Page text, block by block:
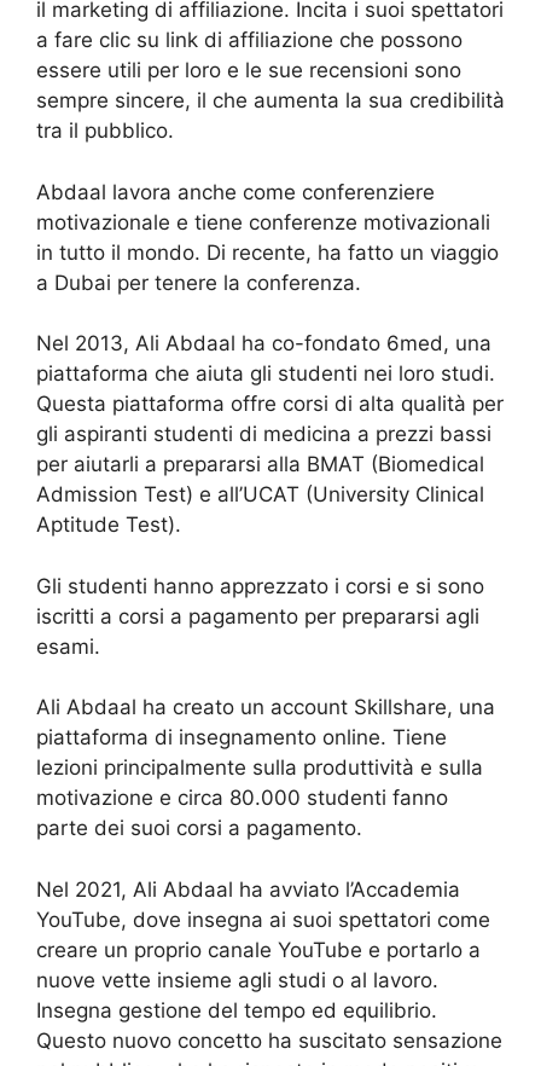
il marketing di affiliazione. Incita i suoi spettatori
a fare clic su link di affiliazione che possono
essere utili per loro e le sue recensioni sono
sempre sincere, il che aumenta la sua credibilità
tra il pubblico.
Abdaal lavora anche come conferenziere
motivazionale e tiene conferenze motivazionali
in tutto il mondo. Di recente, ha fatto un viaggio
a Dubai per tenere la conferenza.
Nel 2013, Ali Abdaal ha co-fondato 6med, una
piattaforma che aiuta gli studenti nei loro studi.
Questa piattaforma offre corsi di alta qualità per
gli aspiranti studenti di medicina a prezzi bassi
per aiutarli a prepararsi alla BMAT (Biomedical
Admission Test) e all’UCAT (University Clinical
Aptitude Test).
Gli studenti hanno apprezzato i corsi e si sono
iscritti a corsi a pagamento per prepararsi agli
esami.
Ali Abdaal ha creato un account Skillshare, una
piattaforma di insegnamento online. Tiene
lezioni principalmente sulla produttività e sulla
motivazione e circa 80.000 studenti fanno
parte dei suoi corsi a pagamento.
Nel 2021, Ali Abdaal ha avviato l’Accademia
YouTube, dove insegna ai suoi spettatori come
creare un proprio canale YouTube e portarlo a
nuove vette insieme agli studi o al lavoro.
Insegna gestione del tempo ed equilibrio.
Questo nuovo concetto ha suscitato sensazione